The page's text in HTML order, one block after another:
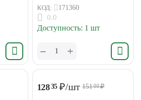
КОД: 171360
0.0
Доступность: 1 шт
+
−
12835 ₽/шт 15100₽